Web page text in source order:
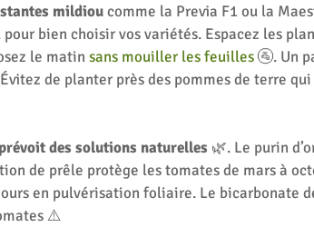
mildioucomme la Previa F1 ou la
pour bien choisir vos variétés. Espacez les
le matinsans mouiller les feuilles🚰. Un
de planter près des pommes de terre
prévoit des solutions naturelles 🌿. Le purin
de prêle protège les tomates de mars à
en pulvérisation foliaire. Le bicarbonate
⚠️